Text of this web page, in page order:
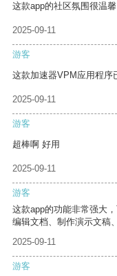
这款app的社区氛围很温
2025-09-11
游客
这款加速器VPM应用程序
2025-09-11
游客
超棒啊 好用
2025-09-11
游客
这款app的功能非常强大
编辑文档、制作演示文稿
2025-09-11
游客